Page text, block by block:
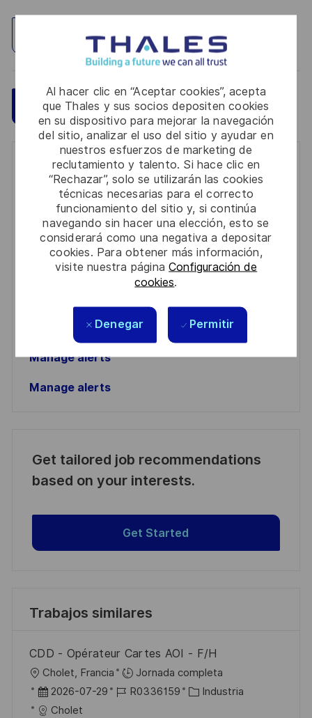
Al hacer clic en “Aceptar cookies”, acepta
que Thales y sus socios depositen cookies
en su dispositivo para mejorar la navegación
del sitio, analizar el uso del sitio y ayudar en
nuestros esfuerzos de marketing de
reclutamiento y talento. Si hace clic en
“Rechazar”, solo se utilizarán las cookies
técnicas necesarias para el correcto
funcionamiento del sitio y, si continúa
navegando sin hacer una elección, esto se
considerará como una negativa a depositar
cookies. Para obtener más información,
visite nuestra páginaConfiguración de
cookies.
Denegar Permitir
Explorar ubicación
Aplicar ahora Guardar
Get notified for similar jobs
You'll receive updates once a week
Enter
Email
address
Required
Revise y acepte los términos del procesamiento de
su información personal
Activar
Manage alerts
Manage alerts
Get tailored job recommendations
based on your interests.
Get Started
Trabajos similares
CDD - Opérateur Cartes AOI - F/H
U
b
Cholet, Francia
Jornada completa
F
e
2026-07-29
I
R0336159
C Industria
Cholet